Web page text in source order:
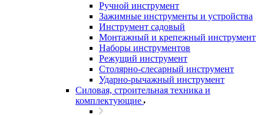
Ручной инструмент
Зажимные инструменты и устройства
Инструмент садовый
Монтажный и крепежный инструмент
Наборы инструментов
Режущий инструмент
Столярно-слесарный инструмент
Ударно-рычажный инструмент
Силовая, строительная техника и
комплектующие